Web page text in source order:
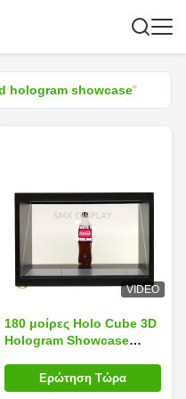
hologram showcase"
VIDEO
180 μοίρες Holo Cube 3D
Hologram Showcase
ανάλυση HD και
ρυθμιζόμενο φως LED
Ερώτηση Τώρα